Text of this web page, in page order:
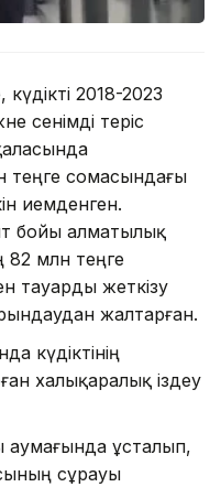
2018-2023
сенімді теріс
теңге сомасындағы
иемденген.
бойы алматылық
млн теңге
тауарды жеткізу
жалтарған.
күдіктінің
халықаралық іздеу
ұсталып,
сұрауы